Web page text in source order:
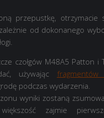
przepustkę, otrzymacie
od dokonanego
czołgów M48А5 Patton i
używając fragmentów
podczas wydarzenia.
wyniki zostaną
zajmie